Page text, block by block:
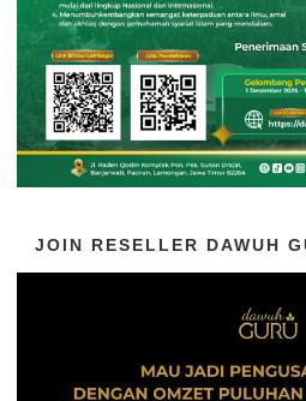
JOIN RESELLER DAWUH